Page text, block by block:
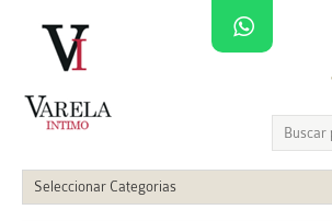
Seleccionar Categorias